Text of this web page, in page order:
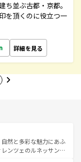
ち並ぶ古都・京都。
を頂くのに役立つ一
詳細を見る
然と多彩な魅力にあふ
ンツェのルネッサンス